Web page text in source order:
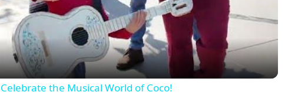
l
a
y
the Musical World of Coco!